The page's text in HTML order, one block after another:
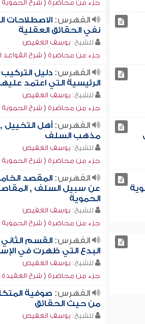
جزء من محاضرة ( شرح الحموية
الفهرس: الاصطلاحات
نفي الحقائق العقلية
للشيخ: يوسف الغفيص
جزء من محاضرة ( شرح القواعد
الفهرس: دليل التركيب
الرئيسية التي اعتمد
للشيخ: يوسف الغفيص
جزء من محاضرة ( شرح الحموية
الفهرس: أهل التخييل
مذهب السلف
للشيخ: يوسف الغفيص
جزء من محاضرة ( شرح الحموية
الفهرس: المقصد
عن سبيل السلف ,
الحموية
للشيخ: يوسف الغفيص
جزء من محاضرة ( شرح الحموية
الفهرس: القسم
البدع التي ظهرت في
للشيخ: يوسف الغفيص
جزء من محاضرة ( شرح العقيدة
الفهرس: صوفية
من حيث الحقائق
للشيخ: يوسف الغفيص